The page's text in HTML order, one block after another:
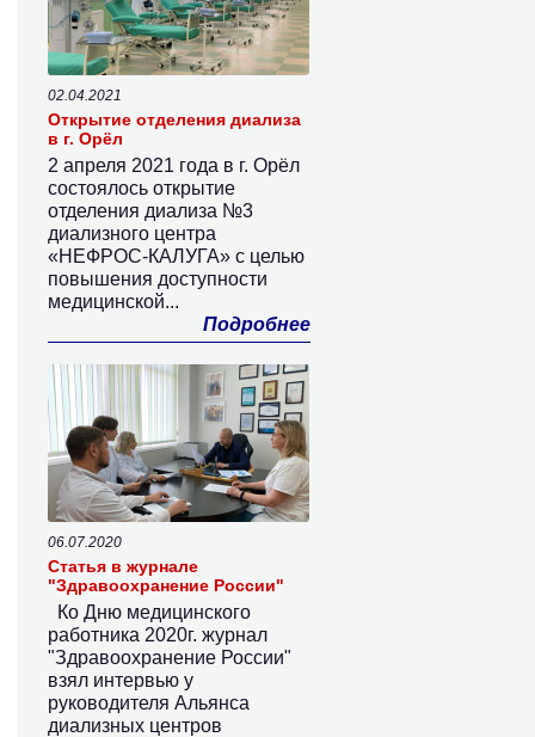
02.04.2021
Открытие отделения диализа
в г. Орёл
2 апреля 2021 года в г. Орёл
состоялось открытие
отделения диализа №3
диализного центра
«НЕФРОС-КАЛУГА» с целью
повышения доступности
медицинской...
Подробнее
06.07.2020
Статья в журнале
"Здравоохранение России"
Ко Дню медицинского
работника 2020г. журнал
"Здравоохранение России"
взял интервью у
руководителя Альянса
диализных центров